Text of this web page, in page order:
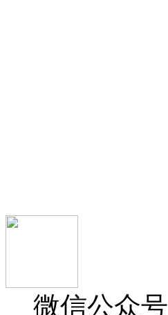
微信公众号